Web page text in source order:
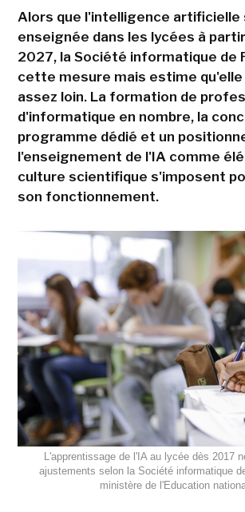
Alors que l'intelligence artificielle
enseignée dans les lycées à
2027, la Société informatique de
cette mesure mais estime qu'elle
assez loin. La formation de
d'informatique en nombre, la
programme dédié et un
l'enseignement de l'IA comme
culture scientifique s'imposent
son fonctionnement.
L'apprentissage de l'IA au lycée dès 2017
ajustements selon la Société informatique
ministère de l'Education